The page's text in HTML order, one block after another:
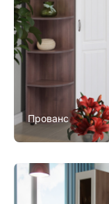
Прованс